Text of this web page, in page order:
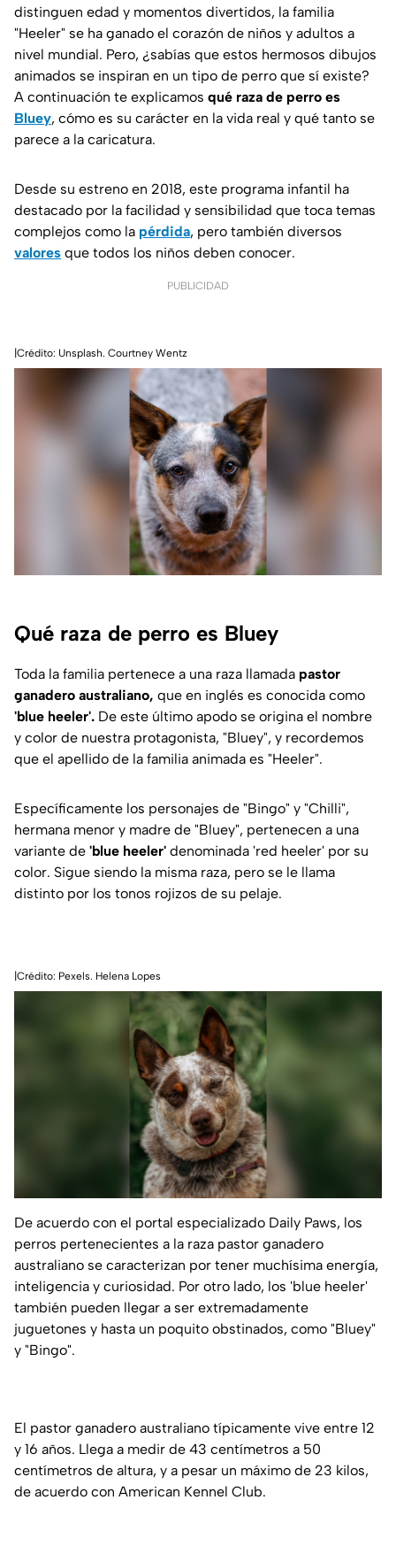
distinguen edad y momentos divertidos, la familia
"Heeler" se ha ganado el corazón de niños y adultos a
nivel mundial. Pero, ¿sabías que estos hermosos dibujos
animados se inspiran en un tipo de perro que sí existe?
A continuación te explicamos qué raza de perro es
Bluey, cómo es su carácter en la vida real y qué tanto se
parece a la caricatura.
Desde su estreno en 2018, este programa infantil ha
destacado por la facilidad y sensibilidad que toca temas
complejos como la pérdida, pero también diversos
valores que todos los niños deben conocer.
PUBLICIDAD
|Crédito: Unsplash. Courtney Wentz
Qué raza de perro es Bluey
Toda la familia pertenece a una raza llamada pastor
ganadero australiano, que en inglés es conocida como
'blue heeler'. De este último apodo se origina el nombre
y color de nuestra protagonista, "Bluey", y recordemos
que el apellido de la familia animada es "Heeler".
Específicamente los personajes de "Bingo" y "Chilli",
hermana menor y madre de "Bluey", pertenecen a una
variante de 'blue heeler' denominada 'red heeler' por su
color. Sigue siendo la misma raza, pero se le llama
distinto por los tonos rojizos de su pelaje.
|Crédito: Pexels. Helena Lopes
De acuerdo con el portal especializado Daily Paws, los
perros pertenecientes a la raza pastor ganadero
australiano se caracterizan por tener muchísima energía,
inteligencia y curiosidad. Por otro lado, los 'blue heeler'
también pueden llegar a ser extremadamente
juguetones y hasta un poquito obstinados, como "Bluey"
y "Bingo".
El pastor ganadero australiano típicamente vive entre 12
y 16 años. Llega a medir de 43 centímetros a 50
centímetros de altura, y a pesar un máximo de 23 kilos,
de acuerdo con American Kennel Club.